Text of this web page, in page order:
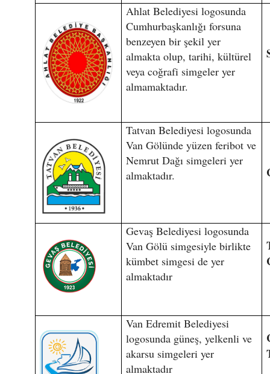
Ahlat Belediyesi logosunda
Cumhurbaşkanlığı forsuna
benzeyen bir şekil yer
almakta olup, tarihi, kültürel
veya coğrafi simgeler yer
almamaktadır.
Tatvan Belediyesi logosunda
Van Gölünde yüzen feribot ve
Nemrut Dağı simgeleri yer
almaktadır.
Gevaş Belediyesi logosunda
Van Gölü simgesiyle birlikte
kümbet simgesi de yer
almaktadır
Van Edremit Belediyesi
logosunda güneş, yelkenli ve
akarsu simgeleri yer
almaktadır